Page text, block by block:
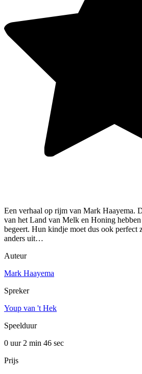
Een verhaal op rijm van Mark Haayema.
van het Land van Melk en Honing
begeert. Hun kindje moet dus ook perfect
anders uit…
Auteur
Mark Haayema
Spreker
Youp van 't Hek
Speelduur
0 uur 2 min 46 sec
Prijs